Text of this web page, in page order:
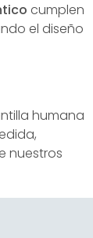
cumplen
el diseño
humana
nuestros